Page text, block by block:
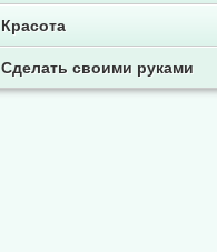
Красота
Сделать своими руками